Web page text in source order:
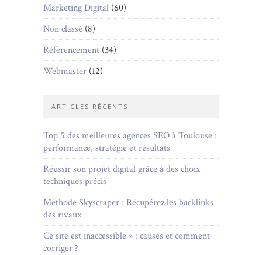
Marketing Digital (60)
Non classé (8)
Référencement (34)
Webmaster (12)
ARTICLES RÉCENTS
Top 5 des meilleures agences SEO à Toulouse :
performance, stratégie et résultats
Réussir son projet digital grâce à des choix
techniques précis
Méthode Skyscraper : Récupérez les backlinks
des rivaux
Ce site est inaccessible » : causes et comment
corriger ?